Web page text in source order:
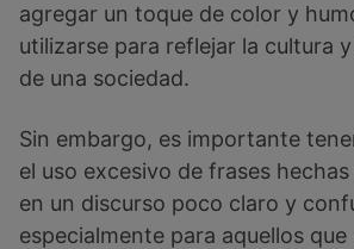
agregar un toque de color y
utilizarse para reflejar la cultura
de una sociedad.
Sin embargo, es importante
el uso excesivo de frases
en un discurso poco claro y
especialmente para aquellos que